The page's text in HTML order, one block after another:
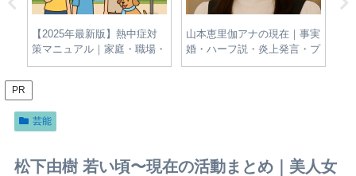
【2025年最新版】熱中症対
策マニュアル｜家庭・職場・
屋外でできる簡単＆効果的な
予防法とは？
山本恵里伽アナの現在｜事実
婚・ハーフ説・炎上発言・プ
ロフィールをわかりやすく整
PR
芸能
松下由樹 若い頃〜現在の活動まとめ｜美人女